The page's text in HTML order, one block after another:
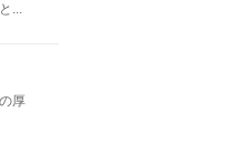
...
厚